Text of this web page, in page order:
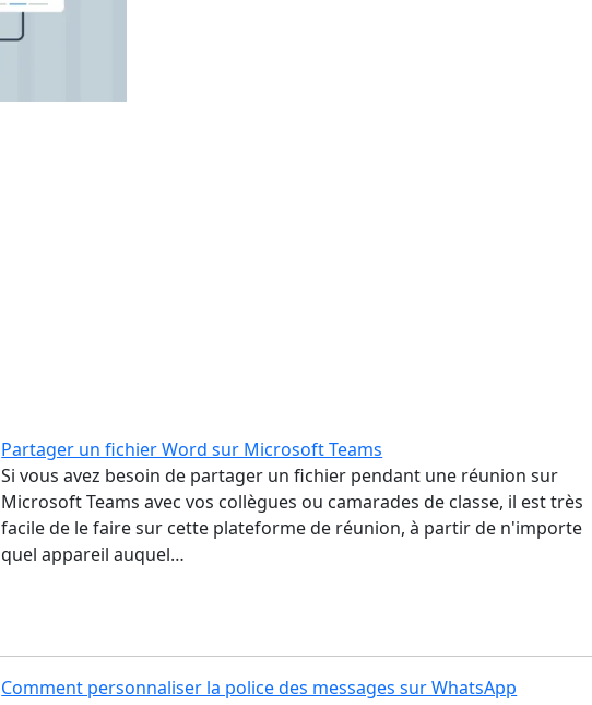
Partager un fichier Word sur Microsoft Teams
Si vous avez besoin de partager un fichier pendant une réunion sur
Microsoft Teams avec vos collègues ou camarades de classe, il est très
facile de le faire sur cette plateforme de réunion, à partir de n'importe
quel appareil auquel…
Comment personnaliser la police des messages sur WhatsApp